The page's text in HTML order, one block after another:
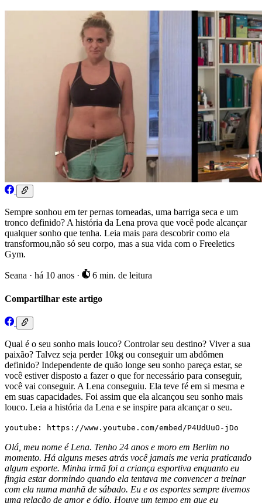
Sempre sonhou em ter pernas torneadas, uma barriga seca e um
tronco definido? A história da Lena prova que você pode alcançar
qualquer sonho que tenha. Leia mais para descobrir como ela
transformou,não só seu corpo, mas a sua vida com o Freeletics
Gym.
Seana · há 10 anos · 6 min. de leitura
Compartilhar este artigo
Qual é o seu sonho mais louco? Controlar seu destino? Viver a sua
paixão? Talvez seja perder 10kg ou conseguir um abdômen
definido? Independente de quão longe seu sonho pareça estar, se
você estiver disposto a fazer o que for necessário para conseguir,
você vai conseguir. A Lena conseguiu. Ela teve fé em si mesma e
em suas capacidades. Foi assim que ela alcançou seu sonho mais
louco. Leia a história da Lena e se inspire para alcançar o seu.
youtube: https://www.youtube.com/embed/P4UdUuO-jDo
Olá, meu nome é Lena. Tenho 24 anos e moro em Berlim no
momento. Há alguns meses atrás você jamais me veria praticando
algum esporte. Minha irmã foi a criança esportiva enquanto eu
fingia estar dormindo quando ela tentava me convencer a treinar
com ela numa manhã de sábado. Eu e os esportes sempre tivemos
uma relação de amor e ódio. Houve um tempo em que eu